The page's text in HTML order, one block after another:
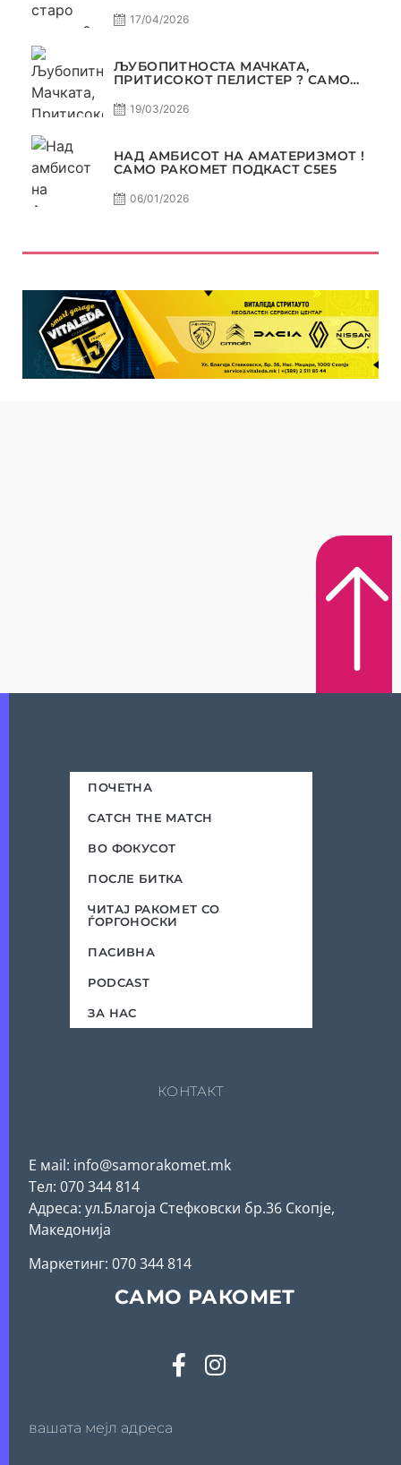
17/04/2026
ЉУБОПИТНОСТА МАЧКАТА,
ПРИТИСОКОТ ПЕЛИСТЕР ? САМО
19/03/2026
НАД АМБИСОТ НА АМАТЕРИЗМОТ !
САМО РАКОМЕТ ПОДКАСТ С5E5
06/01/2026
ПОЧЕТНА
CATCH THE MATCH
ВО ФОКУСОТ
ПОСЛЕ БИТКА
ЧИТАЈ РАКОМЕТ СО
ЃОРГОНОСКИ
ПАСИВНА
PODCAST
ЗА НАС
КОНТАКТ
Е мail: info@samorakomet.mk
Тел: 070 344 814
Адреса: ул.Благоја Стефковски бр.36 Скопје,
Македонија
Mаркетинг: 070 344 814
САМО РАКОМЕТ
вашата мејл адреса